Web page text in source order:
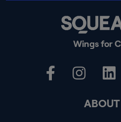
Wings for